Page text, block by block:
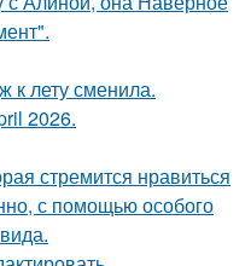
к лету сменила.
2026.
стремится нравиться
с помощью особого